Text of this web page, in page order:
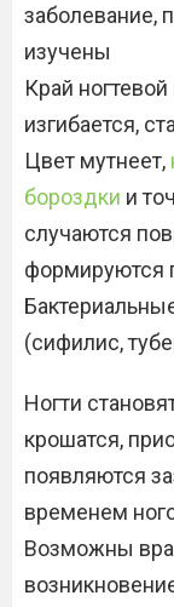
заболевание,
изучены
Край
изгибается,
Цвет мутнеет,
бороздки и
случаются
формируются
(сифилис,
Ногти
крошатся,
появляются
временем
Возможны